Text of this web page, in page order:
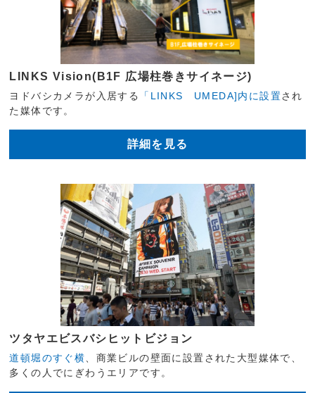
LINKS Vision(B1F 広場柱巻きサイネージ)
ヨドバシカメラが入居する 「LINKS UMEDA]内に設置され
た媒体です。
詳細を見る
ツタヤエビスバシヒットビジョン
道頓堀のすぐ横 、商業ビルの壁面に設置された大型媒体で、
多くの人でにぎわうエリアです。